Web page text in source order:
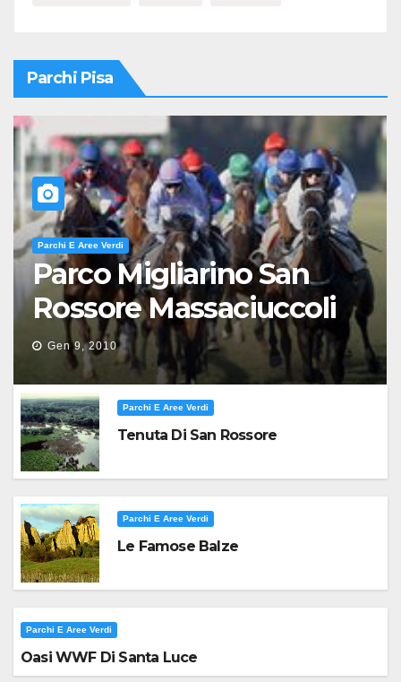
Parchi Pisa
Parchi E Aree Verdi
Parco Migliarino San
Rossore Massaciuccoli
Gen 9, 2010
Parchi E Aree Verdi
Tenuta Di San Rossore
Parchi E Aree Verdi
Le Famose Balze
Parchi E Aree Verdi
Oasi WWF Di Santa Luce